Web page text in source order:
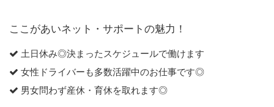
ここがあいネット・サポートの魅力！
土日休み◎決まったスケジュールで働けます
女性ドライバーも多数活躍中のお仕事です◎
男女問わず産休・育休を取れます◎